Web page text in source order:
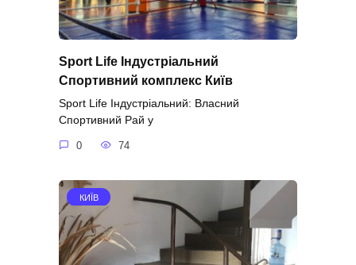
Sport Life Індустріальний
Спортивний комплекс Київ
Sport Life Індустріальний: Власний
Спортивний Рай у
0 74
КИЇВ